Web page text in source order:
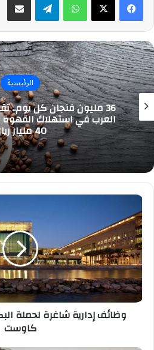
الرئيسية
36 مليون فنجان كل يوم..
العرب في استهلاك
40 مليار ريال
وظائف
إدارية
شاغرة
لحملة
البكالوريوس
في
جامعة
كاوست
وظائف إدارية شاغرة لحملة
كاوست